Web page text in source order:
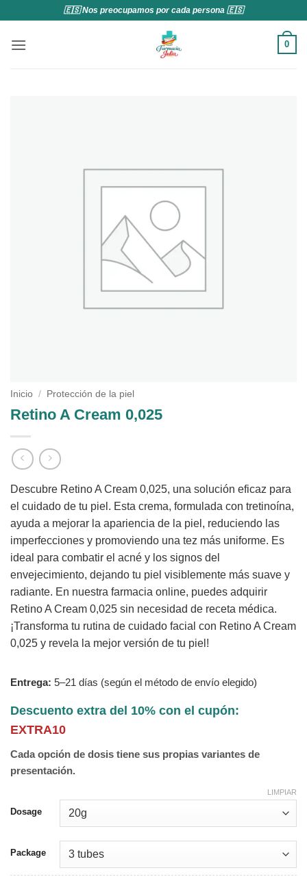
contenido
🇪🇸 Nos preocupamos por cada persona 🇪🇸
0
Inicio / Protección de la piel
Retino A Cream 0,025
Descubre Retino A Cream 0,025, una solución eficaz para
el cuidado de tu piel. Esta crema, formulada con tretinoína,
ayuda a mejorar la apariencia de la piel, reduciendo las
imperfecciones y promoviendo una tez más uniforme. Es
ideal para combatir el acné y los signos del
envejecimiento, dejando tu piel visiblemente más suave y
radiante. En nuestra farmacia online, puedes adquirir
Retino A Cream 0,025 sin necesidad de receta médica.
¡Transforma tu rutina de cuidado facial con Retino A Cream
0,025 y revela la mejor versión de tu piel!
Entrega: 5–21 días (según el método de envío elegido)
Descuento extra del 10% con el cupón:
EXTRA10
Cada opción de dosis tiene sus propias variantes de
presentación.
Dosage
Package
LIMPIAR